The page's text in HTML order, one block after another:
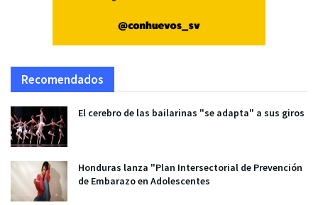
Recomendados
El cerebro de las bailarinas "se adapta" a sus giros
Honduras lanza "Plan Intersectorial de Prevención
de Embarazo en Adolescentes